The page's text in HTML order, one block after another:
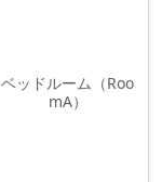
ベッドルーム（Roo
mA）